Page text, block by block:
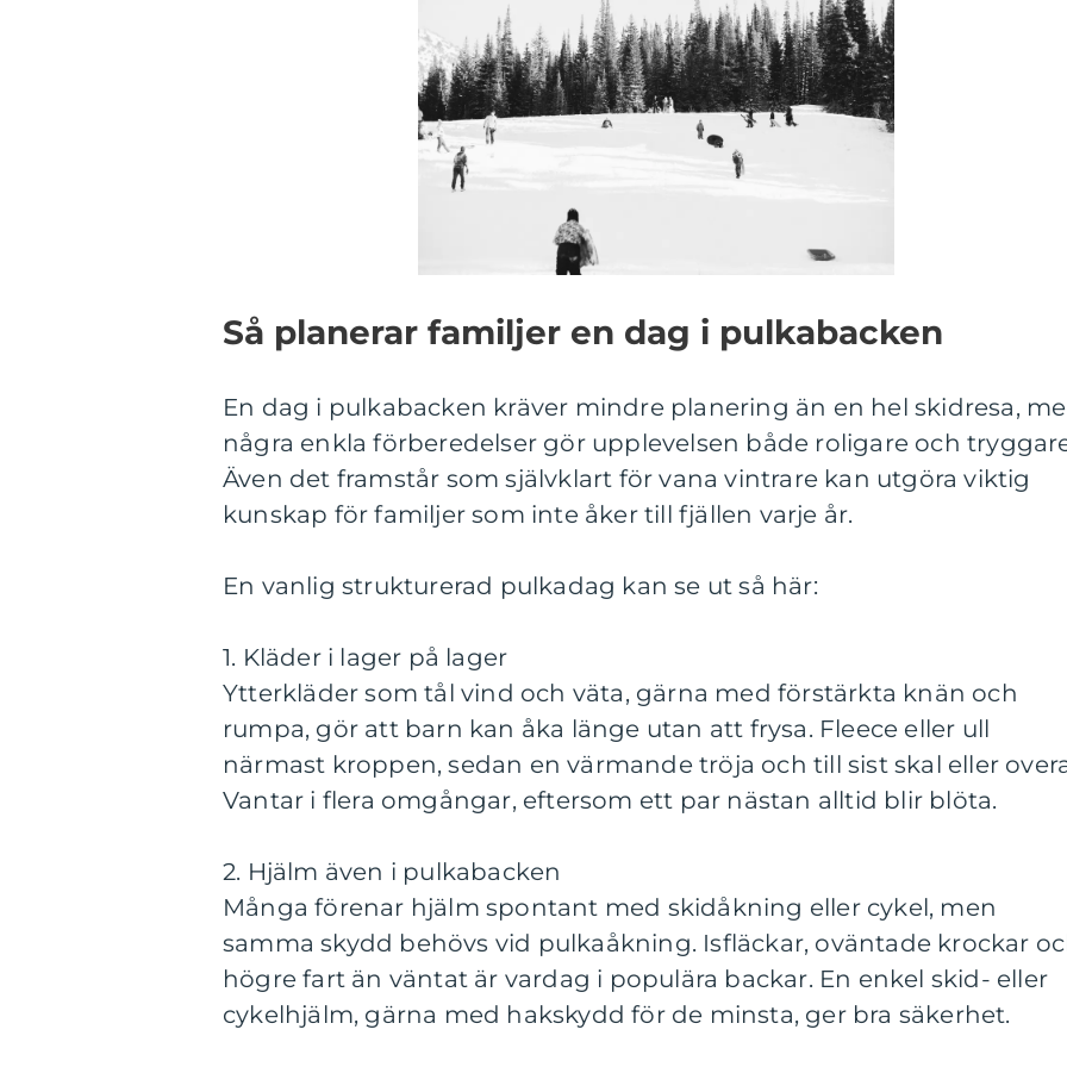
Så planerar familjer en dag i pulkabacken
En dag i pulkabacken kräver mindre planering än en hel skidresa,
några enkla förberedelser gör upplevelsen både roligare och
Även det framstår som självklart för vana vintrare kan utgöra viktig
kunskap för familjer som inte åker till fjällen varje år.
En vanlig strukturerad pulkadag kan se ut så här:
1. Kläder i lager på lager
Ytterkläder som tål vind och väta, gärna med förstärkta knän och
rumpa, gör att barn kan åka länge utan att frysa. Fleece eller ull
närmast kroppen, sedan en värmande tröja och till sist skal eller
Vantar i flera omgångar, eftersom ett par nästan alltid blir blöta.
2. Hjälm även i pulkabacken
Många förenar hjälm spontant med skidåkning eller cykel, men
samma skydd behövs vid pulkaåkning. Isfläckar, oväntade krockar
högre fart än väntat är vardag i populära backar. En enkel skid- eller
cykelhjälm, gärna med hakskydd för de minsta, ger bra säkerhet.